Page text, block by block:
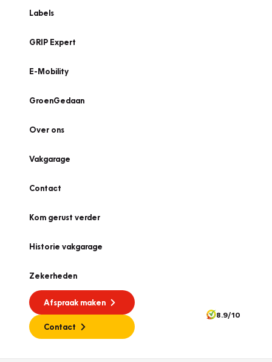
Labels
GRIP Expert
E-Mobility
GroenGedaan
Over ons
Vakgarage
Contact
Kom gerust verder
Historie vakgarage
Zekerheden
Afspraak maken
Contact
8.9/10